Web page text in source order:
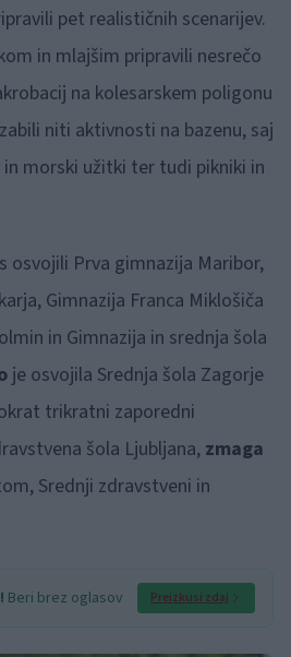
pet realističnih scenarijev.
in mlajšim pripravili nesrečo
na kolesarskem poligonu
niti aktivnosti na bazenu, saj
morski užitki ter tudi pikniki in
osvojili Prva gimnazija Maribor,
Gimnazija Franca Miklošiča
in Gimnazija in srednja šola
je osvojila Srednja šola Zagorje
trikratni zaporedni
šola Ljubljana, zmaga
Srednji zdravstveni in
Beri brez oglasov Preizkusi zdaj